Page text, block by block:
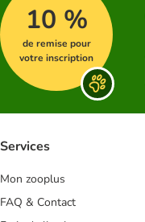
10 %
de remise pour
votre inscription
Services
Mon zooplus
FAQ & Contact